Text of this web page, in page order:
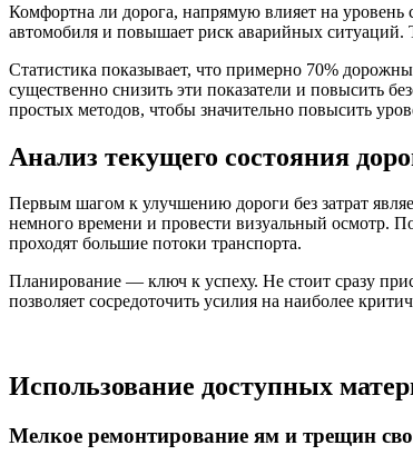
Комфортна ли дорога, напрямую влияет на уровень
автомобиля и повышает риск аварийных ситуаций.
Статистика показывает, что примерно 70%
существенно снизить эти показатели и повысить
простых методов, чтобы значительно повысить
Анализ текущего состояния
Первым шагом к улучшению дороги без затрат
немного времени и провести визуальный осмотр.
проходят большие потоки транспорта.
Планирование — ключ к успеху. Не стоит сразу
позволяет сосредоточить усилия на наиболее
Использование доступных
Мелкое ремонтирование ям и трещин